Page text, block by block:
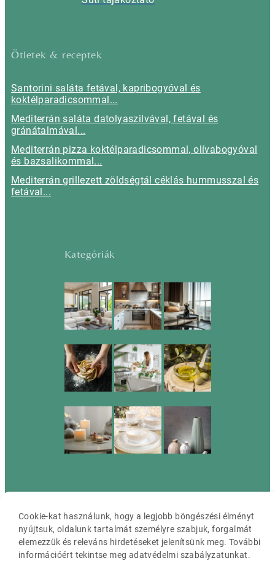
Ötletek & receptek
Santorini saláta fetával, kapribogyóval és
koktélparadicsommal...
Mediterrán saláta datolyaszilvával, fetával és
gránátalmával...
Mediterrán pizza koktélparadicsommal, olívabogyóval
és bazsalikommal...
Mediterrán grillezett zöldségtál céklás hummusszal és
fetával...
Kategóriák
Cookie-kat használunk, hogy a legjobb böngészési élményt
nyújtsuk, oldalunk tartalmát személyre szabjuk, forgalmát
elemezzük és releváns hirdetéseket jelenítsünk meg. További
információért tekintse meg adatvédelmi szabályzatunkat.